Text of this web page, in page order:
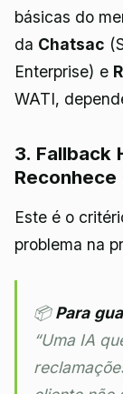
básicas do
da Chatsac
Enterprise) e
WATI,
3. Fallback
Reconhece
Este é o
problema na
📦Para
“Uma IA